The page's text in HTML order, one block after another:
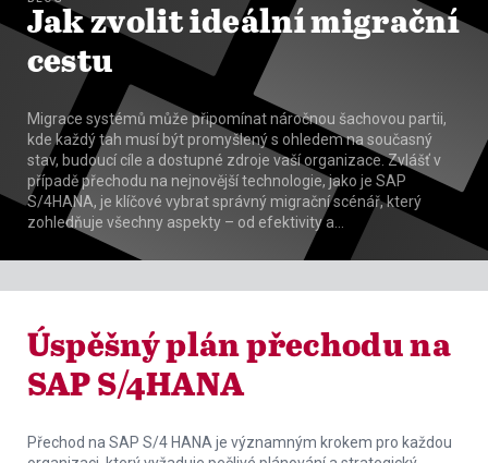
Jak zvolit ideální migrační
cestu
Migrace systémů může připomínat náročnou šachovou partii,
kde každý tah musí být promyšlený s ohledem na současný
stav, budoucí cíle a dostupné zdroje vaší organizace. Zvlášť v
případě přechodu na nejnovější technologie, jako je SAP
S/4HANA, je klíčové vybrat správný migrační scénář, který
zohledňuje všechny aspekty – od efektivity a…
Úspěšný plán přechodu na
SAP S/4HANA
Přechod na SAP S/4 HANA je významným krokem pro každou